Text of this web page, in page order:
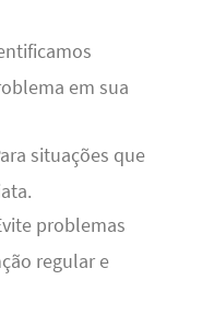
em sua
situações que
problemas
regular e